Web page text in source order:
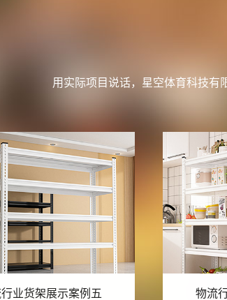
用实际项目说话，星空体育科技有
业货架展示案例四 物流